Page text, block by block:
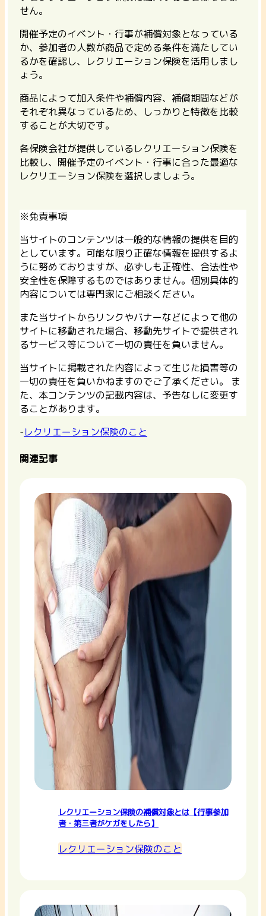
せん。
開催予定のイベント・行事が補償対象となっている
か、参加者の人数が商品で定める条件を満たしてい
るかを確認し、レクリエーション保険を活用しまし
ょう。
商品によって加入条件や補償内容、補償期間などが
それぞれ異なっているため、しっかりと特徴を比較
することが大切です。
各保険会社が提供しているレクリエーション保険を
比較し、開催予定のイベント・行事に合った最適な
レクリエーション保険を選択しましょう。
※免責事項
当サイトのコンテンツは一般的な情報の提供を目的
としています。可能な限り正確な情報を提供するよ
うに努めておりますが、必ずしも正確性、合法性や
安全性を保障するものではありません。個別具体的
内容については専門家にご相談ください。
また当サイトからリンクやバナーなどによって他の
サイトに移動された場合、移動先サイトで提供され
るサービス等について一切の責任を負いません。
当サイトに掲載された内容によって生じた損害等の
一切の責任を負いかねますのでご了承ください。 ま
た、本コンテンツの記載内容は、予告なしに変更す
ることがあります。
-レクリエーション保険のこと
関連記事
レクリエーション保険の補償対象とは【行事参加
者・第三者がケガをしたら】
レクリエーション保険のこと